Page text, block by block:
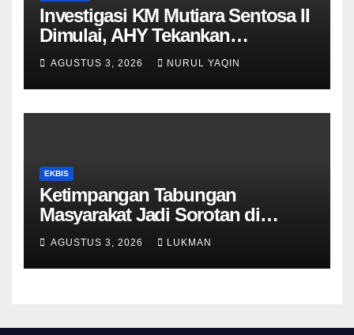
Investigasi KM Mutiara Sentosa II
Dimulai, AHY Tekankan
Keselamatan Kapal
AGUSTUS 3, 2026 NURUL YAQIN
EKBIS
Ketimpangan Tabungan
Masyarakat Jadi Sorotan di
Tengah Perlambatan DPK 2026
AGUSTUS 3, 2026 LUKMAN